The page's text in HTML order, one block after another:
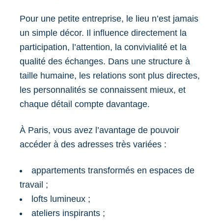
Pour une petite entreprise, le lieu n’est jamais
un simple décor. Il influence directement la
participation, l’attention, la convivialité et la
qualité des échanges. Dans une structure à
taille humaine, les relations sont plus directes,
les personnalités se connaissent mieux, et
chaque détail compte davantage.
À Paris, vous avez l’avantage de pouvoir
accéder à des adresses très variées :
appartements transformés en espaces de
travail ;
lofts lumineux ;
ateliers inspirants ;